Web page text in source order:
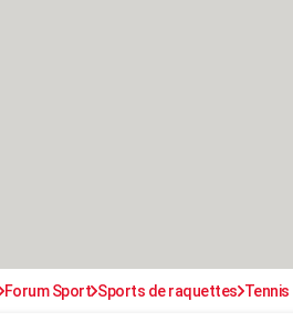
Forum Sport Sports de raquettes Tennis